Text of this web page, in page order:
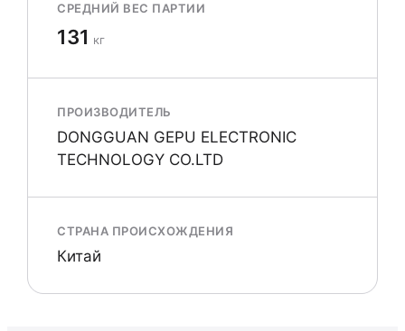
СРЕДНИЙ ВЕС ПАРТИИ
131 кг
ПРОИЗВОДИТЕЛЬ
DONGGUAN GEPU ELECTRONIC
TECHNOLOGY CO.LTD
СТРАНА ПРОИСХОЖДЕНИЯ
Китай